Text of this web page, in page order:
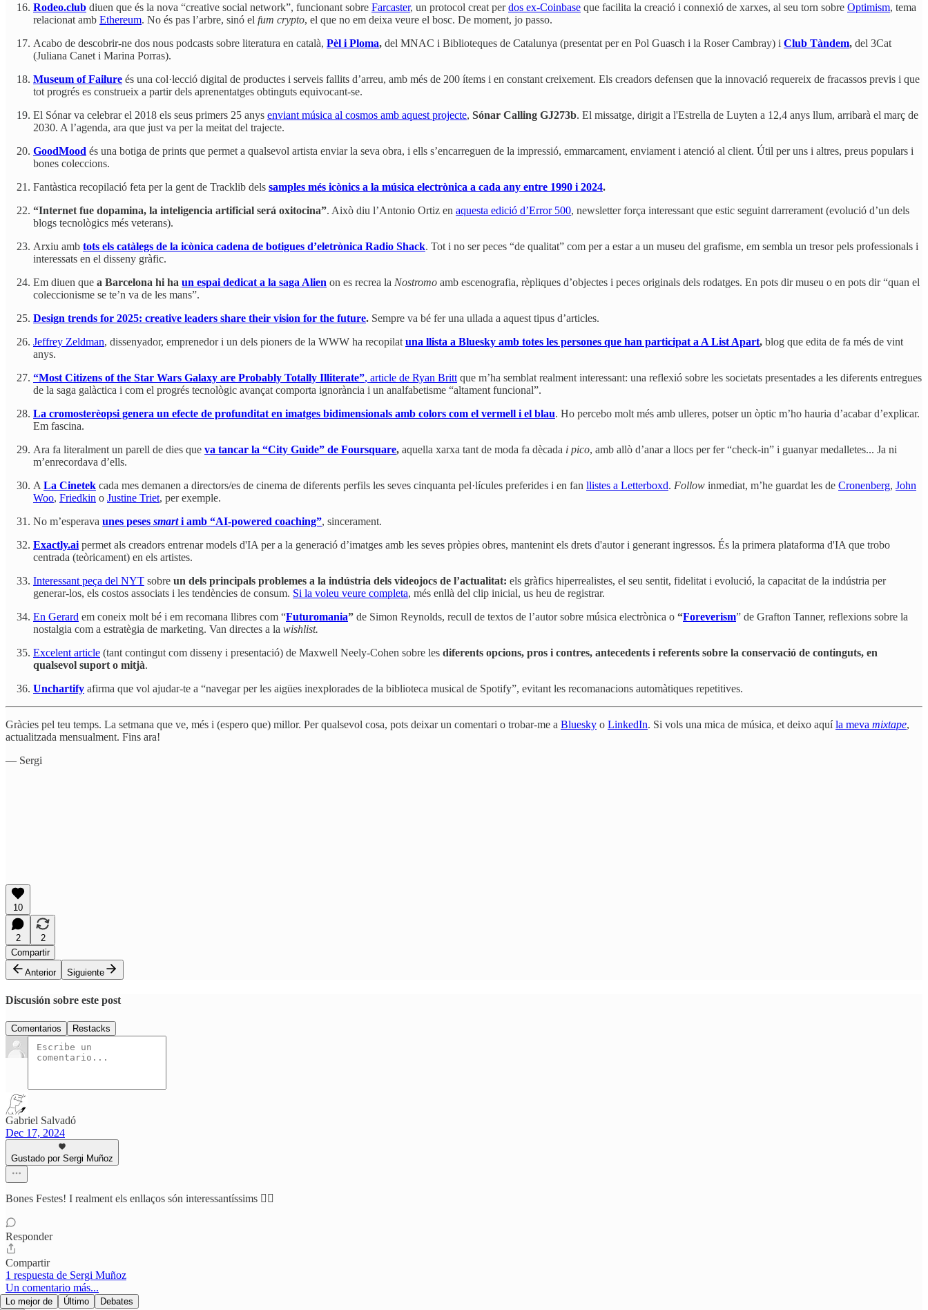
Rodeo.club diuen que és la nova “creative social network”, funcionant sobre Farcaster, un protocol creat perdos ex-Coinbase que facilita la creació i connexió de xarxes, al seu torn sobre Optimism, tema
relacionat amb Ethereum. No és pas l’arbre, sinó el fum crypto, el que no em deixa veure el bosc. De moment, jo passo.
Acabo de descobrir-ne dos nous podcasts sobre literatura en català, Pèl i Ploma, del MNAC i Biblioteques de Catalunya (presentat per en Pol Guasch i la Roser Cambray) i Club Tàndem, del 3Cat
(Juliana Canet i Marina Porras).
Museum of Failure és una col·lecció digital de productes i serveis fallits d’arreu, amb més de 200 ítems i en constant creixement. Els creadors defensen que la innovació requereix de fracassos previs i que
tot progrés es construeix a partir dels aprenentatges obtinguts equivocant-se.
El Sónar va celebrar el 2018 els seus primers 25 anys enviant música al cosmos amb aquest projecte, Sónar Calling GJ273b. El missatge, dirigit a l'Estrella de Luyten a 12,4 anys llum, arribarà el març de
2030. A l’agenda, ara que just va per la meitat del trajecte.
GoodMood és una botiga de prints que permet a qualsevol artista enviar la seva obra, i ells s’encarreguen de la impressió, emmarcament, enviament i atenció al client. Útil per uns i altres, preus populars i
bones coleccions.
Fantàstica recopilació feta per la gent de Tracklib dels samples més icònics a la música electrònica a cada any entre 1990 i 2024.
“Internet fue dopamina, la inteligencia artificial será oxitocina”. Això diu l’Antonio Ortiz en aquesta edició d’Error 500, newsletter força interessant que estic seguint darrerament (evolució d’un dels
blogs tecnològics més veterans).
Arxiu amb tots els catàlegs de la icònica cadena de botigues d’eletrònica Radio Shack. Tot i no ser peces “de qualitat” com per a estar a un museu del grafisme, em sembla un tresor pels professionals i
interessats en el disseny gràfic.
Em diuen que a Barcelona hi ha un espai dedicat a la saga Alien on es recrea la Nostromo amb escenografia, rèpliques d’objectes i peces originals dels rodatges. En pots dir museu o en pots dir “quan el
coleccionisme se te’n va de les mans”.
Design trends for 2025: creative leaders share their vision for the future. Sempre va bé fer una ullada a aquest tipus d’articles.
Jeffrey Zeldman, dissenyador, emprenedor i un dels pioners de la WWW ha recopilat una llista a Bluesky amb totes les persones que han participat a A List Apart, blog que edita de fa més de vint
anys.
“Most Citizens of the Star Wars Galaxy are Probably Totally Illiterate”, article de Ryan Britt que m’ha semblat realment interessant: una reflexió sobre les societats presentades a les diferents entregues
de la saga galàctica i com el progrés tecnològic avançat comporta ignorància i un analfabetisme “altament funcional”.
La cromosterèopsi genera un efecte de profunditat en imatges bidimensionals amb colors com el vermell i el blau. Ho percebo molt més amb ulleres, potser un òptic m’ho hauria d’acabar d’explicar.
Em fascina.
Ara fa literalment un parell de dies que va tancar la “City Guide” de Foursquare, aquella xarxa tant de moda fa dècada i pico, amb allò d’anar a llocs per fer “check-in” i guanyar medalletes... Ja ni
m’enrecordava d’ells.
A La Cinetek cada mes demanen a directors/es de cinema de diferents perfils les seves cinquanta pel·lícules preferides i en fan llistes a Letterboxd. Follow inmediat, m’he guardat les de Cronenberg, John
Woo, Friedkin o Justine Triet, per exemple.
No m’esperava unes peses smarti amb “AI-powered coaching”, sincerament.
Exactly.ai permet als creadors entrenar models d'IA per a la generació d’imatges amb les seves pròpies obres, mantenint els drets d'autor i generant ingressos. És la primera plataforma d'IA que trobo
centrada (teòricament) en els artistes.
Interessant peça del NYT sobre un dels principals problemes a la indústria dels videojocs de l’actualitat: els gràfics hiperrealistes, el seu sentit, fidelitat i evolució, la capacitat de la indústria per
generar-los, els costos associats i les tendències de consum. Si la voleu veure completa, més enllà del clip inicial, us heu de registrar.
En Gerard em coneix molt bé i em recomana llibres com “Futuromania” de Simon Reynolds, recull de textos de l’autor sobre música electrònica o “Foreverism” de Grafton Tanner, reflexions sobre la
nostalgia com a estratègia de marketing. Van directes a la wishlist.
Excelent article (tant contingut com disseny i presentació) de Maxwell Neely-Cohen sobre les diferents opcions, pros i contres, antecedents i referents sobre la conservació de continguts, en
qualsevol suport o mitjà.
Unchartify afirma que vol ajudar-te a “navegar per les aigües inexplorades de la biblioteca musical de Spotify”, evitant les recomanacions automàtiques repetitives.
Gràcies pel teu temps. La setmana que ve, més i (espero que) millor. Per qualsevol cosa, pots deixar un comentari o trobar-me a Bluesky o LinkedIn. Si vols una mica de música, et deixo aquíla meva mixtape,
actualitzada mensualment. Fins ara!
— Sergi
10
2
2
Compartir
Anterior
Siguiente
Discusión sobre este post
Comentarios Restacks
Gabriel Salvadó
Dec 17, 2024
Gustado por Sergi Muñoz
Bones Festes! I realment els enllaços són interessantíssims 👌🏻
Responder
Compartir
1 respuesta de Sergi Muñoz
Un comentario más...
Lo mejor de Último Debates